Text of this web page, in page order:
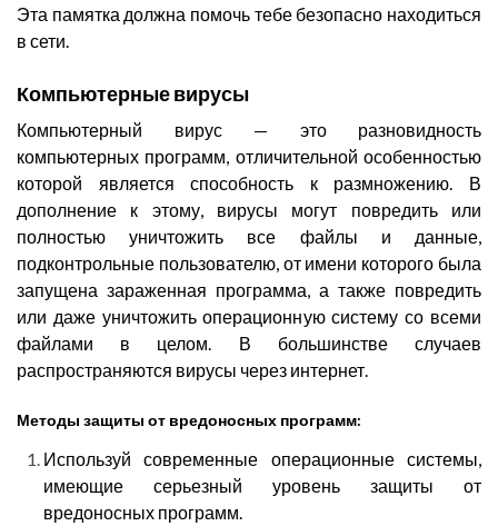
Эта памятка должна помочь тебе безопасно находиться
в сети.
Компьютерные вирусы
Компьютерный вирус — это разновидность
компьютерных программ, отличительной особенностью
которой является способность к размножению. В
дополнение к этому, вирусы могут повредить или
полностью уничтожить все файлы и данные,
подконтрольные пользователю, от имени которого была
запущена зараженная программа, а также повредить
или даже уничтожить операционную систему со всеми
файлами в целом. В большинстве случаев
распространяются вирусы через интернет.
Методы защиты от вредоносных программ:
Используй современные операционные системы,
имеющие серьезный уровень защиты от
вредоносных программ.